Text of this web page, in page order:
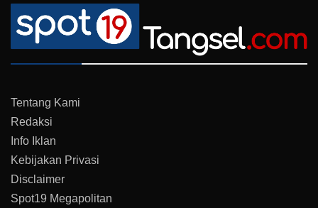
Tentang Kami
Redaksi
Info Iklan
Kebijakan Privasi
Disclaimer
Spot19 Megapolitan